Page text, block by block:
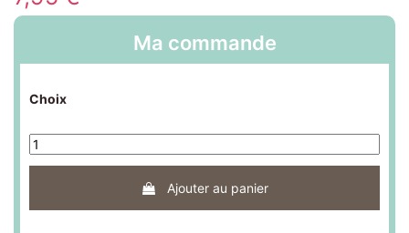
Ma commande
Choix
Ajouter au panier